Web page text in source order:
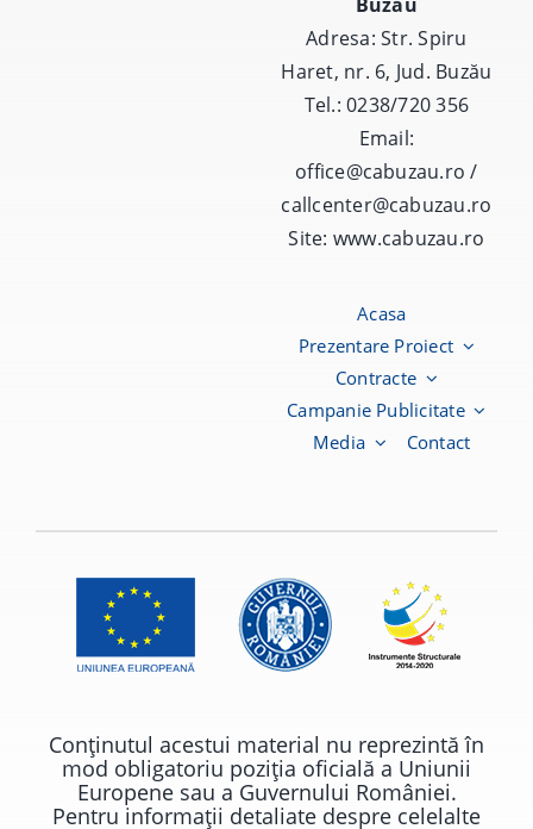
Adresa: Str. Spiru
Haret, nr. 6, Jud. Buzău
Tel.: 0238/720 356
Email:
office@cabuzau.ro /
callcenter@cabuzau.ro
Site: www.cabuzau.ro
Acasa
Prezentare Proiect
Contracte
Campanie Publicitate
Media
Contact
Conţinutul acestui material nu reprezintă în
mod obligatoriu poziţia oficială a Uniunii
Europene sau a Guvernului României.
Pentru informaţii detaliate despre celelalte